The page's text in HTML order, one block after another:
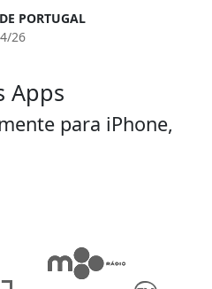
PORTUGAL
26
Apps
para iPhone,